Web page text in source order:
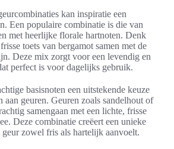
kan inspiratie een
Een populaire combinatie is die van
met heerlijke florale hartnoten. Denk
toets van bergamot samen met de
Deze mix zorgt voor een levendig en
perfect is voor dagelijks gebruik.
basisnoten een uitstekende keuze
aan geuren. Geuren zoals sandelhout of
samengaan met een lichte, frisse
Deze combinatie creëert een unieke
geur zowel fris als hartelijk aanvoelt.